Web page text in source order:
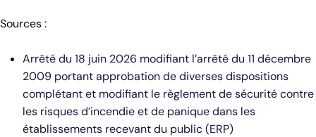
Sources :
Arrêté du 18 juin 2026 modifiant l’arrêté du 11 décembre
2009 portant approbation de diverses dispositions
complétant et modifiant le règlement de sécurité contre
les risques d’incendie et de panique dans les
établissements recevant du public (ERP)